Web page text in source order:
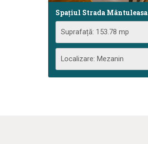
Spațiul Strada Mântuleasa
Suprafață: 153.78 mp
Localizare: Mezanin